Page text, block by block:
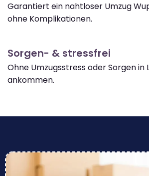
Garantiert ein nahtloser Umzug
ohne Komplikationen.
Sorgen- & stressfrei
Ohne Umzugsstress oder Sorgen in
ankommen.